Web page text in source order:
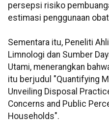
persepsi risiko
estimasi penggunaan
Sementara itu, Peneliti
Limnologi dan Sumber
Utami, menerangkan
itu berjudul "Quantifying
Unveiling Disposal
Concerns and Public
Households".